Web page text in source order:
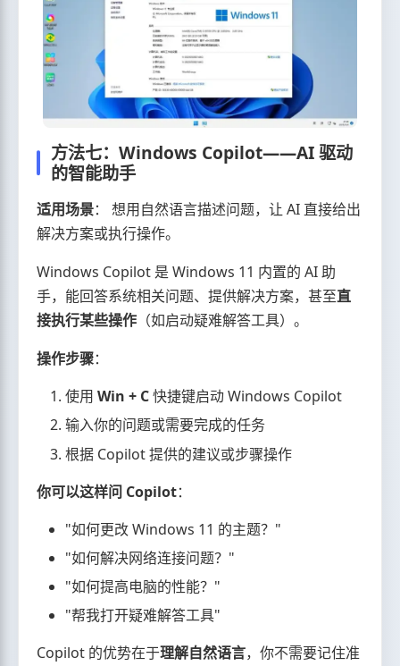
方法七：Windows Copilot——AI 驱动
的智能助手
适用场景： 想用自然语言描述问题，让 AI 直接给出
解决方案或执行操作。
Windows Copilot 是 Windows 11 内置的 AI 助
手，能回答系统相关问题、提供解决方案，甚至直
接执行某些操作 （如启动疑难解答工具）。
操作步骤：
使用 Win + C快捷键启动 Windows Copilot
输入你的问题或需要完成的任务
根据 Copilot 提供的建议或步骤操作
你可以这样问 Copilot：
"如何更改 Windows 11 的主题？"
"如何解决网络连接问题？"
"如何提高电脑的性能？"
"帮我打开疑难解答工具"
Copilot 的优势在于理解自然语言，你不需要记住准